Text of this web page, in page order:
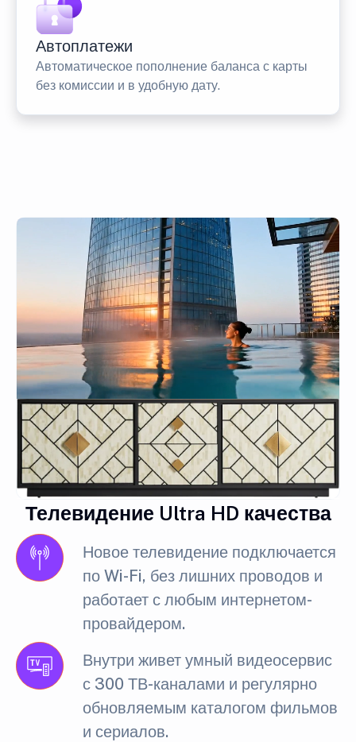
Автоплатежи
Автоматическое пополнение баланса с карты
без комиссии и в удобную дату.
Телевидение Ultra HD качества
Новое телевидение подключается
по Wi-Fi, без лишних проводов и
работает с любым интернетом-
провайдером.
Внутри живет умный видеосервис
с 300 ТВ-каналами и регулярно
обновляемым каталогом фильмов
и сериалов.